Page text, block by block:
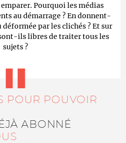
Pourquoi les médias
au démarrage ? En donnent-
par les clichés ? Et sur
ils libres de traiter tous les
sujets ?
POUR POUVOIR
ABONNÉ